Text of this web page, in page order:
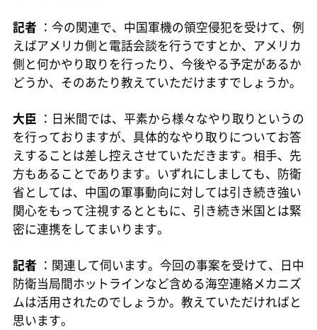
記者 ：今の関連で、中国軍機の領空侵犯を受けて、例
えばアメリカ側と電話会談を行うですとか、アメリカ
側と何かやり取りを行ったり、今後やる予定があるか
どうか、そのあたり教えていただけますでしょうか。
大臣 ：日米間では、平素から様々なやり取りというの
を行っておりますが、具体的なやり取りについてお答
えすることは差し控えさせていただきます。相手、先
方もあることであります。いずれにしましても、防衛
省としては、中国の軍事動向に対しては引き続き強い
関心をもって注視するとともに、引き続き米国とは緊
密に連携をしてまいります。
記者 ：関連して伺います。今回の事案を受けて、日中
防衛当局間ホットラインなど含める海空連絡メカニズ
ムは活用されたのでしょうか。教えていただければと
思います。